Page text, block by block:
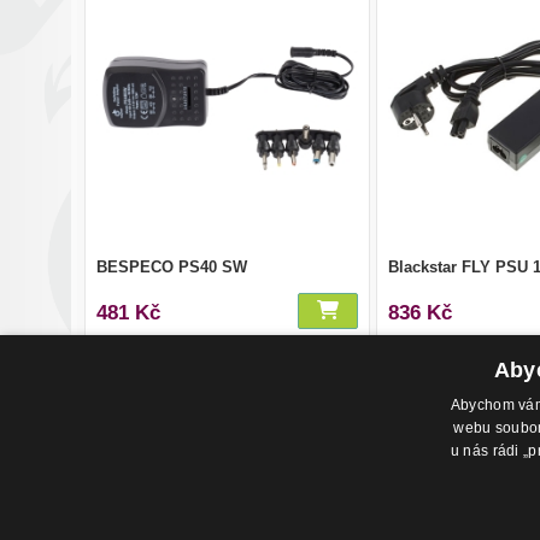
BESPECO PS40 SW
481 Kč
Blackstar FLY PSU 1
836 Kč
Adresa
Abychom
webu
u nás rádi